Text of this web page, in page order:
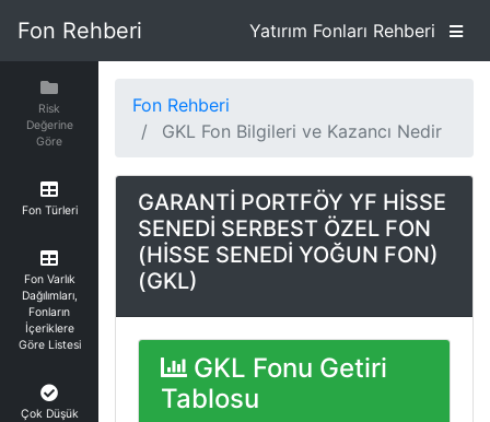
Fon Rehberi Yatırım Fonları Rehberi
Risk
Değerine
Göre
Fon Türleri
Fon Varlık
Dağılımları,
Fonların
İçeriklere
Göre Listesi
Çok Düşük
Fon Rehberi
GKL Fon Bilgileri ve Kazancı Nedir
GARANTİ PORTFÖY YF HİSSE
SENEDİ SERBEST ÖZEL FON
(HİSSE SENEDİ YOĞUN FON)
(GKL)
GKL Fonu Getiri
Tablosu